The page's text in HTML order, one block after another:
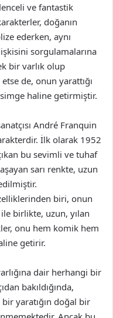
ve fantastik
doğanın
ederken, aynı
sorgulamalarına
bir varlık olup
de, onun yarattığı
haline getirmiştir.
André Franquin
İlk olarak 1952
bu sevimli ve tuhaf
sarı renkte, uzun
biri, onun
birlikte, uzun, yılan
onu hem komik hem
getirir.
dair herhangi bir
bakıldığında,
yaratığın doğal bir